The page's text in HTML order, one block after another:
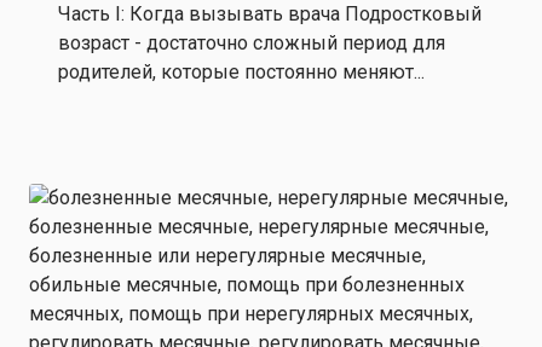
Часть I: Когда вызывать врача Подростковый
возраст - достаточно сложный период для
родителей, которые постоянно меняют...